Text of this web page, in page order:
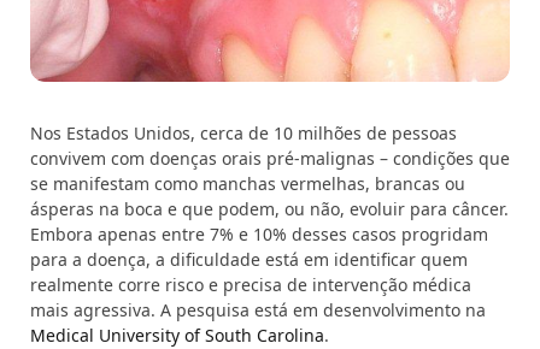
Nos Estados Unidos, cerca de 10 milhões de pessoas
convivem com doenças orais pré-malignas – condições que
se manifestam como manchas vermelhas, brancas ou
ásperas na boca e que podem, ou não, evoluir para câncer.
Embora apenas entre 7% e 10% desses casos progridam
para a doença, a dificuldade está em identificar quem
realmente corre risco e precisa de intervenção médica
mais agressiva. A pesquisa está em desenvolvimento na
Medical University of South Carolina.